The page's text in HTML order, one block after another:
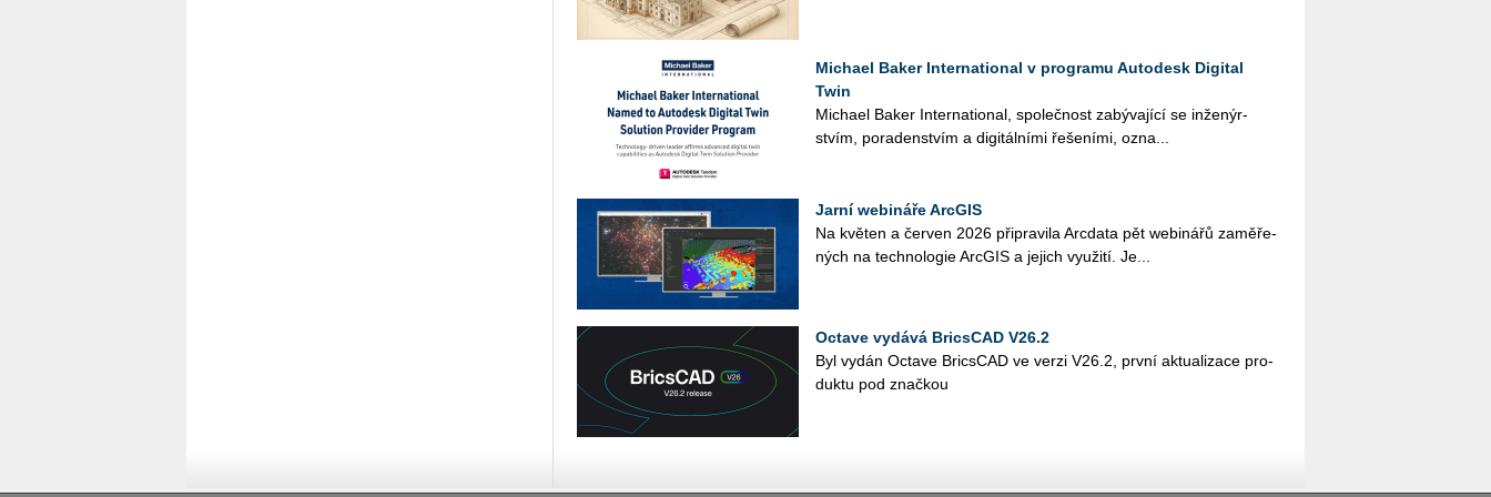
Michael Baker International v programu Autodesk Digital
Twin
Mi­cha­el Baker In­ter­nati­o­nal, spo­leč­nost za­bý­va­jí­cí se in­že­nýr­
stvím, po­ra­den­stvím a di­gi­tál­ní­mi ře­še­ní­mi, ozna...
Jarní webináře ArcGIS
Na kvě­ten a čer­ven 2026 při­pra­vi­la Arc­da­ta pět webi­ná­řů za­mě­ře­
ných na tech­no­lo­gie Ar­c­GIS a je­jich vy­u­ži­tí. Je...
Octave vydává BricsCAD V26.2
Byl vydán Octa­ve Brics­CAD ve verzi V26.2, první ak­tu­a­li­za­ce pro­
duk­tu pod znač­kou